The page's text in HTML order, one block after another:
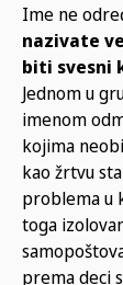
Ime ne
nazivate
biti svesni
Jednom u
imenom
kojima
kao žrtvu
problema u
toga
prema deci